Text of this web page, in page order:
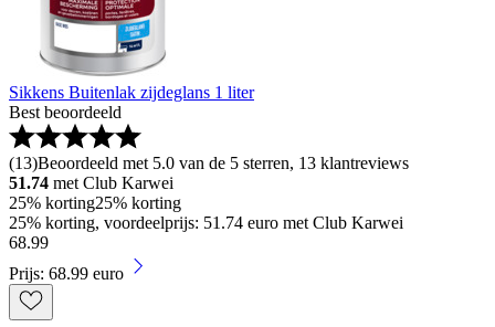
Sikkens Buitenlak zijdeglans 1 liter
Best beoordeeld
(13)Beoordeeld met 5.0 van de 5 sterren, 13 klantreviews
51.74 met Club Karwei
25% korting25% korting
25% korting, voordeelprijs: 51.74 euro met Club Karwei
68.99
Prijs: 68.99 euro